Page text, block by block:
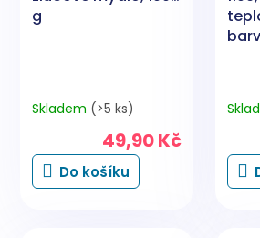
g
Skladem (>5 ks)
49,90 Kč
Do košíku